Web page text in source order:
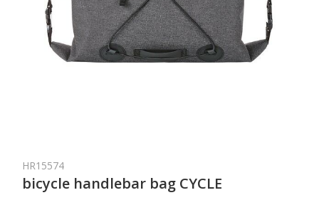
HR15574
bicycle handlebar bag CYCLE